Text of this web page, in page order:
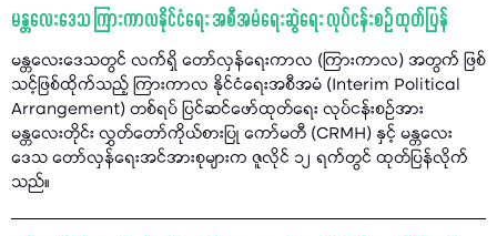
မန္တလေးဒေသ ကြားကာလနိုင်ငံရေး အစီအမံရေးဆွဲရေး လုပ်ငန်းစဉ် ထုတ်ပြန်
မန္တလေးဒေသတွင် လက်ရှိ တော်လှန်ရေးကာလ (ကြားကာလ) အတွက် ဖြစ်
သင့်ဖြစ်ထိုက်သည့် ကြားကာလ နိုင်ငံရေးအစီအမံ (Interim Political
Arrangement) တစ်ရပ် ပြင်ဆင်ဖော်ထုတ်ရေး လုပ်ငန်းစဉ်အား
မန္တလေးတိုင်း လွှတ်တော်ကိုယ်စားပြု ကော်မတီ (CRMH) နှင့် မန္တလေး
ဒေသ တော်လှန်ရေးအင်အားစုများက ဇူလိုင် ၁၂ ရက်တွင် ထုတ်ပြန်လိုက်
သည်။